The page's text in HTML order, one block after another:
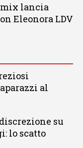
lancia
Eleonora LDV
al
su
lo scatto